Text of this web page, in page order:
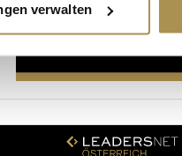
werden, und
Funktionen für
Analysen weiter. Unsere
bereitgestellt haben
verwalten